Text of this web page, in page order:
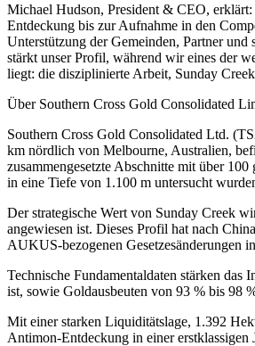
Michael Hudson, President & CEO,
Entdeckung bis zur Aufnahme in den
Unterstützung der Gemeinden, Partner
stärkt unser Profil, während wir eines der
liegt: die disziplinierte Arbeit, Sunday
Über Southern Cross Gold Consolidated
Southern Cross Gold Consolidated Ltd.
km nördlich von Melbourne, Australien,
zusammengesetzte Abschnitte mit über
in eine Tiefe von 1.100 m untersucht
Der strategische Wert von Sunday Creek
angewiesen ist. Dieses Profil hat nach
AUKUS-bezogenen Gesetzesänderungen
Technische Fundamentaldaten stärken
ist, sowie Goldausbeuten von 93 % bis 98
Mit einer starken Liquiditätslage, 1.392
Antimon-Entdeckung in einer erstklassigen